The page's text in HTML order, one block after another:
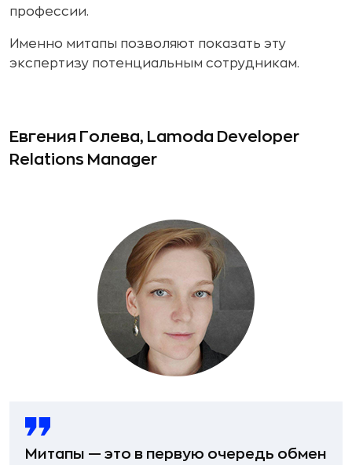
профессии.
Именно митапы позволяют показать эту
экспертизу потенциальным сотрудникам.
Евгения Голева, Lamoda Developer
Relations Manager
Митапы — это в первую очередь обмен